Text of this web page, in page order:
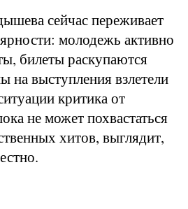
сейчас переживает
молодежь активно
билеты раскупаются
на выступления взлетели
критика от
не может похвастаться
хитов, выглядит,